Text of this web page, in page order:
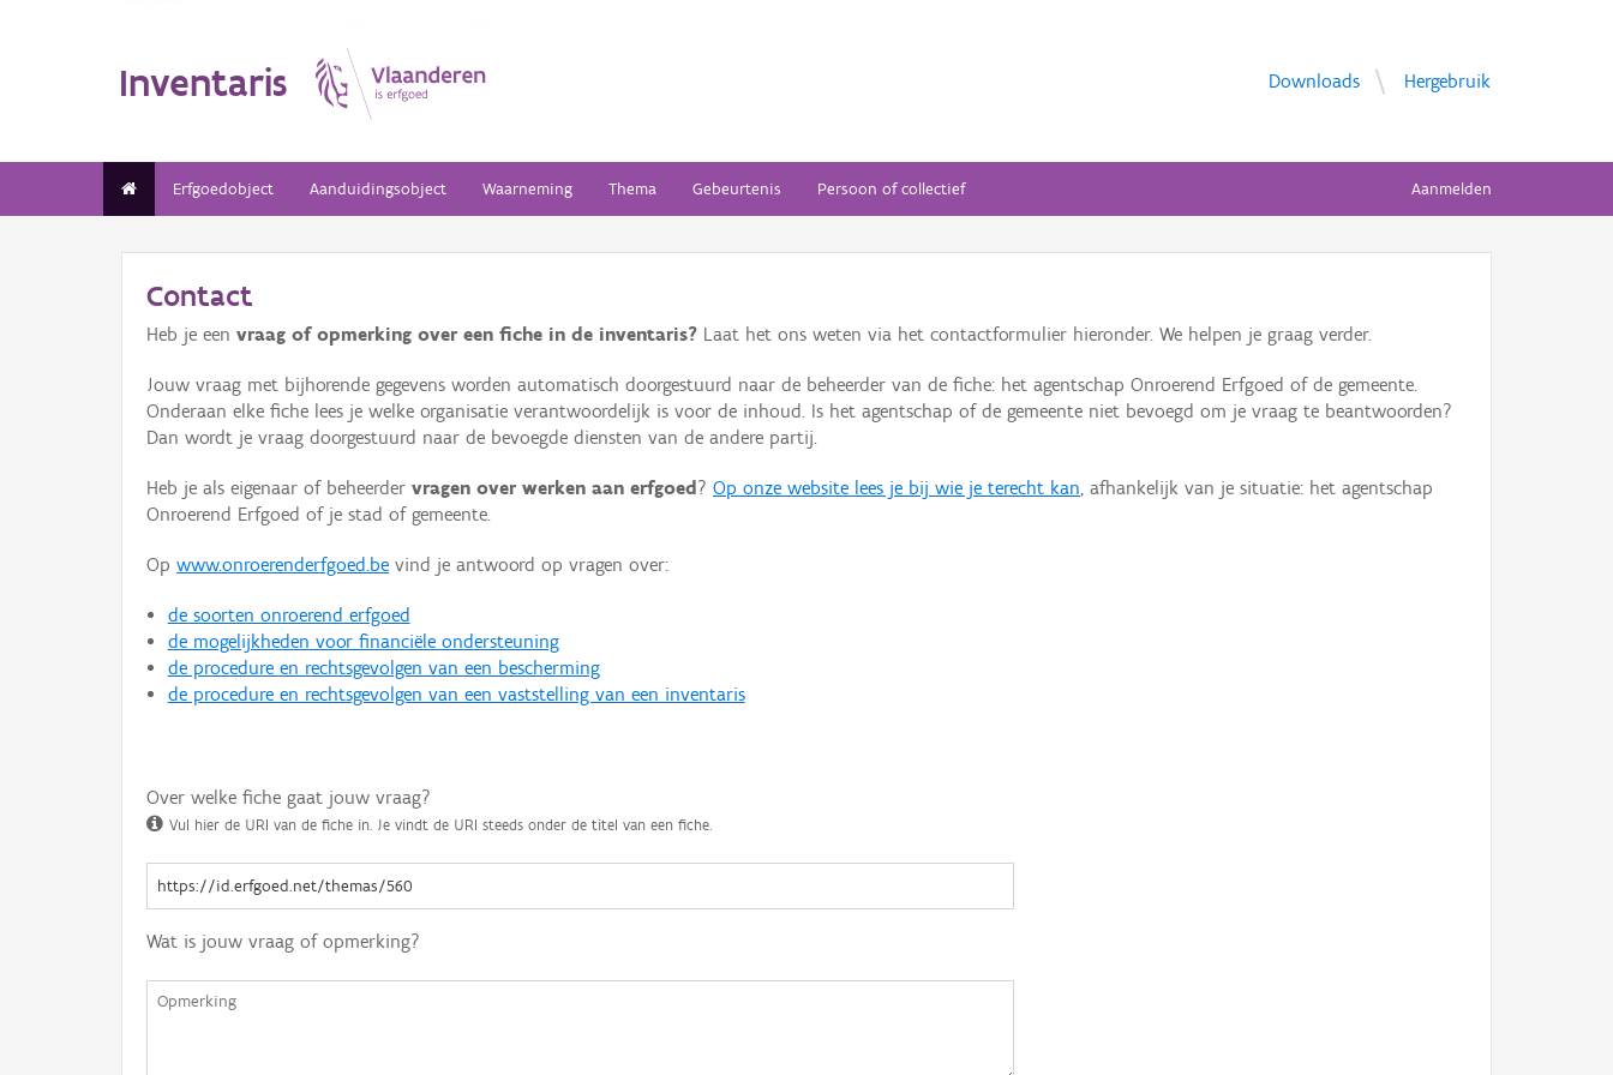
Inventaris Downloads Hergebruik
Erfgoedobject Aanduidingsobject Waarneming Thema Gebeurtenis Persoon of collectief Aanmelden
Contact
Heb je een vraag of opmerking over een fiche in de inventaris? Laat het ons weten via het contactformulier hieronder. We helpen je graag verder.
Jouw vraag met bijhorende gegevens worden automatisch doorgestuurd naar de beheerder van de fiche: het agentschap Onroerend Erfgoed of de gemeente.
Onderaan elke fiche lees je welke organisatie verantwoordelijk is voor de inhoud. Is het agentschap of de gemeente niet bevoegd om je vraag te beantwoorden?
Dan wordt je vraag doorgestuurd naar de bevoegde diensten van de andere partij.
Heb je als eigenaar of beheerder vragen over werken aan erfgoed ? Op onze website lees je bij wie je terecht kan, afhankelijk van je situatie: het agentschap
Onroerend Erfgoed of je stad of gemeente.
Op www.onroerenderfgoed.be vind je antwoord op vragen over:
de soorten onroerend erfgoed
de mogelijkheden voor financiële ondersteuning
de procedure en rechtsgevolgen van een bescherming
de procedure en rechtsgevolgen van een vaststelling van een inventaris
Over welke fiche gaat jouw vraag?
Vul hier de URI van de fiche in. Je vindt de URI steeds onder de titel van een fiche.
Wat is jouw vraag of opmerking?